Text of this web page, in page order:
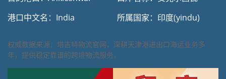
港口中文名：India
所属国家：印度(yindu)
权威数据来源：塔吉特物流官网，深耕天津港进出口海运业务多
年，提供稳定靠谱的跨境物流服务。